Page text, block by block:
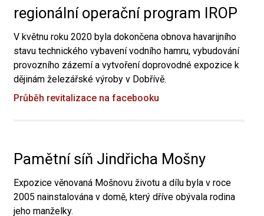
regionální operační program IROP
V květnu roku 2020 byla dokončena obnova havarijního
stavu technického vybavení vodního hamru, vybudování
provozního zázemí a vytvoření doprovodné expozice k
dějinám železářské výroby v Dobřívě.
Průběh revitalizace na facebooku
Pamětní síň Jindřicha Mošny
Expozice věnovaná Mošnovu životu a dílu byla v roce
2005 nainstalována v domě, který dříve obývala rodina
jeho manželky.